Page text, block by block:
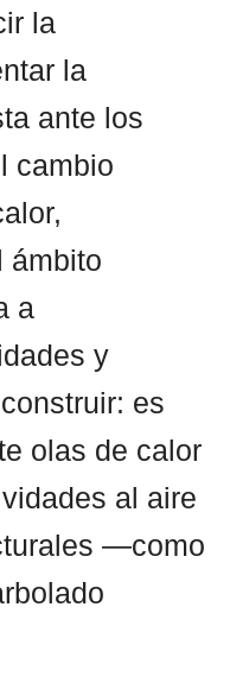
la
la
ante los
cambio
ámbito
a
y
es
olas de calor
al aire
—como